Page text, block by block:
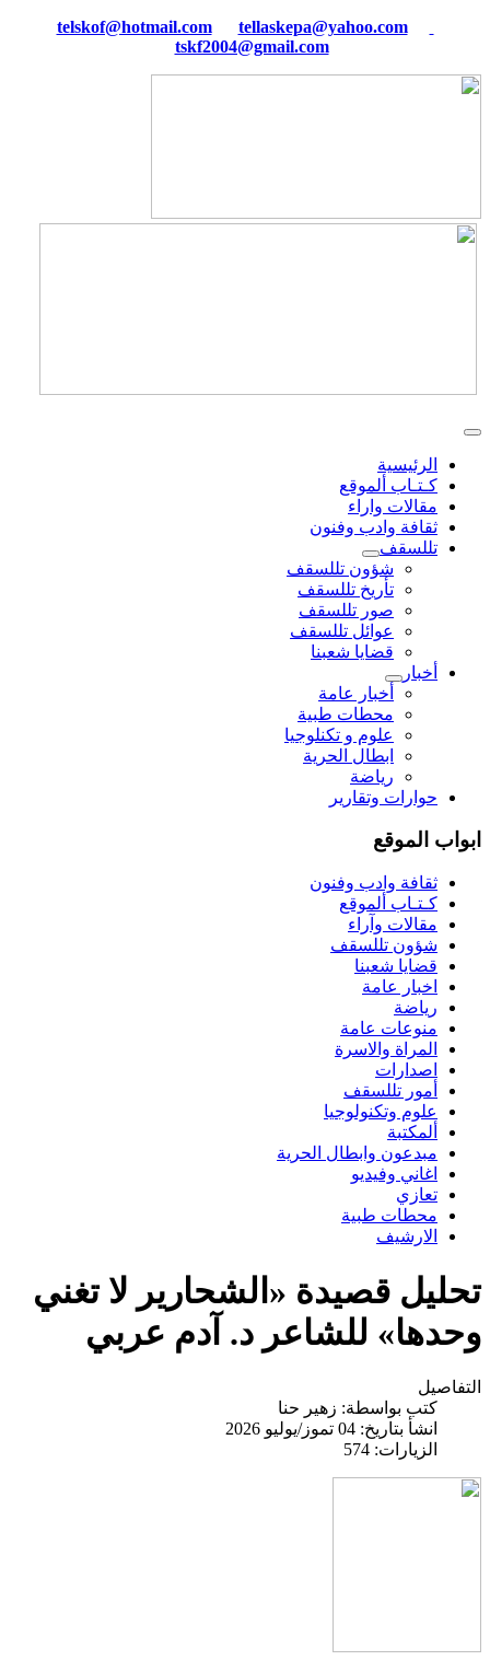
tellaskepa@yahoo.com
tskf2004@gmail.com
الرئيسية
كـتـاب ألموقع
مقالات واراء
ثقافة وادب وفنون
تللسقف
شؤون تللسقف
تأريخ تللسقف
صور تللسقف
عوائل تللسقف
قضايا شعبنا
أخبار
أخبار عامة
محطات طبية
علوم و تکنلوجیا
ابطال الحرية
رياضة
حوارات وتقارير
ابواب الموقع
ثقافة وادب وفنون
كـتـاب ألموقع
مقالات وآراء
شؤون تللسقف
قضايا شعبنا
اخبار عامة
رياضة
منوعات عامة
المراة والاسرة
اصدارات
أمور تللسقف
علوم وتكنولوجيا
ألمكتبة
مبدعون وابطال الحرية
اغاني وفيديو
تعازي
محطات طبية
الارشيف
تحليل قصيدة «الشحارير لا تغني
وحدها» للشاعر د. آدم عربي
التفاصيل
كتب بواسطة: زهير حنا
انشأ بتاريخ: 04 تموز/يوليو 2026
الزيارات: 574